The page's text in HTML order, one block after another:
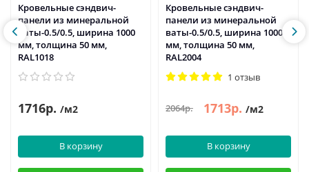
Кровельные сэндвич-
панели из минеральной
ваты-0.5/0.5, ширина 1000
мм, толщина 50 мм,
RAL1018
1716р. /м2
В корзину
Кровельные сэндвич-
панели из минеральной
ваты-0.5/0.5, ширина 1000
мм, толщина 50 мм,
RAL2004
1 отзыв
2064р. 1713р. /м2
В корзину